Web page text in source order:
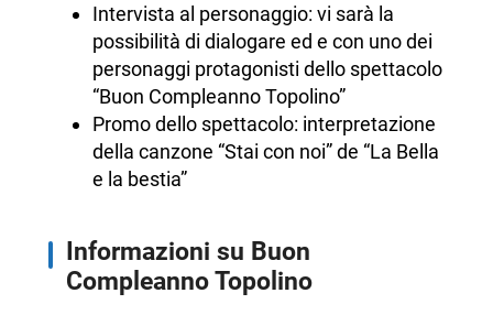
Intervista al personaggio: vi sarà la
possibilità di dialogare ed e con uno dei
personaggi protagonisti dello spettacolo
“Buon Compleanno Topolino”
Promo dello spettacolo: interpretazione
della canzone “Stai con noi” de “La Bella
e la bestia”
Informazioni su Buon
Compleanno Topolino